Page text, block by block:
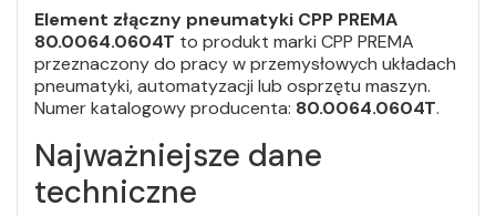
Element złączny pneumatyki CPP PREMA
80.0064.0604T to produkt marki CPP PREMA
przeznaczony do pracy w przemysłowych układach
pneumatyki, automatyzacji lub osprzętu maszyn.
Numer katalogowy producenta: 80.0064.0604T.
Najważniejsze dane
techniczne